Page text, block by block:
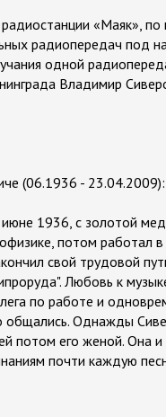
«Маяк»,
радиопередач под
одной
Владимир
(06.1936 - 23.04.2009):
1936, с золотой
потом работал
свой трудовой
Любовь к
по работе и
общались. Однажды
потом его женой. Она
почти каждую